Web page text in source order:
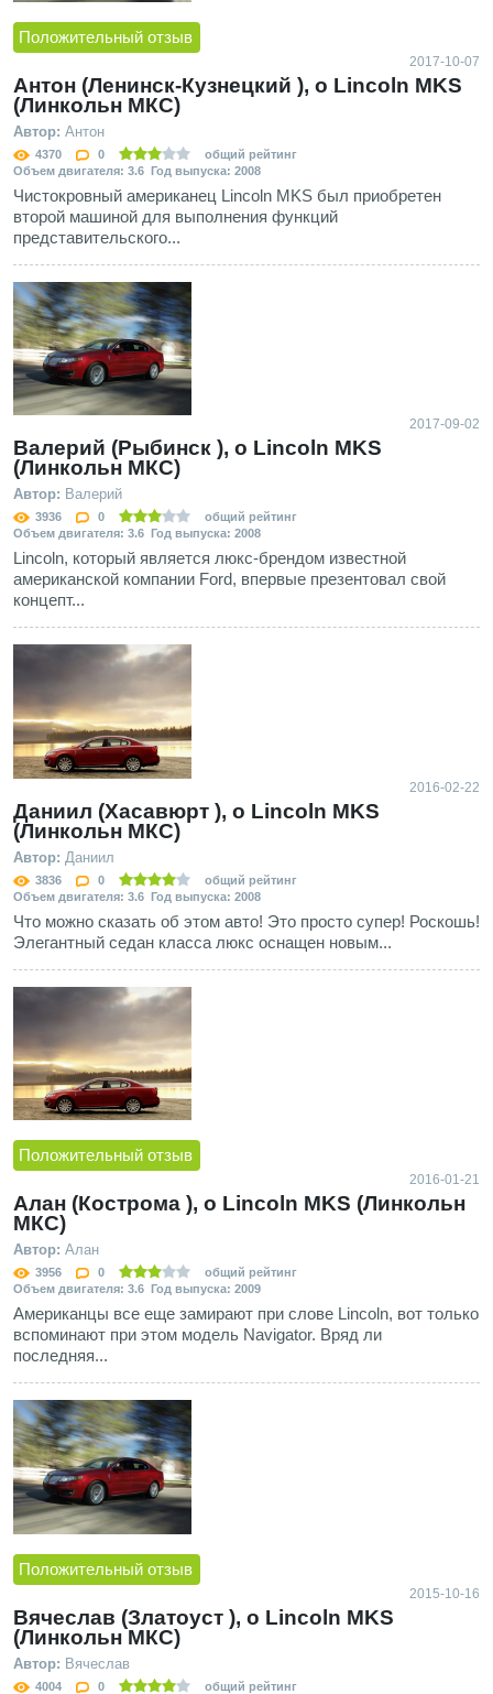
Положительный отзыв
2017-10-07
Антон (Ленинск-Кузнецкий ), о Lincoln MKS
(Линкольн МКС)
Автор: Антон
4370 0
общий рейтинг
Объем двигателя: 3.6 Год выпуска: 2008
Чистокровный американец Lincoln MKS был приобретен
второй машиной для выполнения функций
представительского...
2017-09-02
Валерий (Рыбинск ), о Lincoln MKS
(Линкольн МКС)
Автор: Валерий
3936 0
общий рейтинг
Объем двигателя: 3.6 Год выпуска: 2008
Lincoln, который является люкс-брендом известной
американской компании Ford, впервые презентовал свой
концепт...
2016-02-22
Даниил (Хасавюрт ), о Lincoln MKS
(Линкольн МКС)
Автор: Даниил
3836 0
общий рейтинг
Объем двигателя: 3.6 Год выпуска: 2008
Что можно сказать об этом авто! Это просто супер! Роскошь!
Элегантный седан класса люкс оснащен новым...
Положительный отзыв
2016-01-21
Алан (Кострома ), о Lincoln MKS (Линкольн
МКС)
Автор: Алан
3956 0
общий рейтинг
Объем двигателя: 3.6 Год выпуска: 2009
Американцы все еще замирают при слове Lincoln, вот только
вспоминают при этом модель Navigator. Вряд ли
последняя...
Положительный отзыв
2015-10-16
Вячеслав (Златоуст ), о Lincoln MKS
(Линкольн МКС)
Автор: Вячеслав
4004 0
общий рейтинг